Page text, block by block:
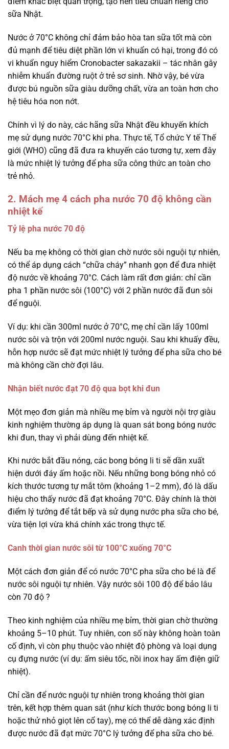
sữa Nhật.
Nước ở 70°C không chỉ đảm bảo hòa tan sữa tốt mà còn
đủ mạnh để tiêu diệt phần lớn vi khuẩn có hại, trong đó có
vi khuẩn nguy hiểm Cronobacter sakazakii – tác nhân gây
nhiễm khuẩn đường ruột ở trẻ sơ sinh. Nhờ vậy, bé vừa
được bú nguồn sữa giàu dưỡng chất, vừa an toàn hơn cho
hệ tiêu hóa non nớt.
Chính vì lý do này, các hãng sữa Nhật đều khuyến khích
mẹ sử dụng nước 70°C khi pha. Thực tế, Tổ chức Y tế Thế
giới (WHO) cũng đã đưa ra khuyến cáo tương tự, xem đây
là mức nhiệt lý tưởng để pha sữa công thức an toàn cho
trẻ nhỏ.
2. Mách mẹ 4 cách pha nước 70 độ không cần
nhiệt kế
Tỷ lệ pha nước 70 độ
Nếu ba mẹ không có thời gian chờ nước sôi nguội tự nhiên,
có thể áp dụng cách “chữa cháy” nhanh gọn để đưa nhiệt
độ nước về khoảng 70°C. Cách làm rất đơn giản: chỉ cần
pha 1 phần nước sôi (100°C) với 2 phần nước đã đun sôi
để nguội.
Ví dụ: khi cần 300ml nước ở 70°C, mẹ chỉ cần lấy 100ml
nước sôi và trộn với 200ml nước nguội. Sau khi khuấy đều,
hỗn hợp nước sẽ đạt mức nhiệt lý tưởng để pha sữa cho bé
mà không cần chờ đợi lâu.
Nhận biết nước đạt 70 độ qua bọt khi đun
Một mẹo đơn giản mà nhiều mẹ bỉm và người nội trợ giàu
kinh nghiệm thường áp dụng là quan sát bong bóng nước
khi đun, thay vì phải dùng đến nhiệt kế.
Khi nước bắt đầu nóng, các bong bóng li ti sẽ dần xuất
hiện dưới đáy ấm hoặc nồi. Nếu những bong bóng nhỏ có
kích thước tương tự mắt tôm (khoảng 1–2 mm), đó là dấu
hiệu cho thấy nước đã đạt khoảng 70°C. Đây chính là thời
điểm lý tưởng để tắt bếp và sử dụng nước pha sữa cho bé,
vừa tiện lợi vừa khá chính xác trong thực tế.
Canh thời gian nước sôi từ 100°C xuống 70°C
Một cách đơn giản để có nước 70°C pha sữa cho bé là để
nước sôi nguội tự nhiên. Vậy nước sôi 100 độ để bảo lâu
còn 70 độ ?
Theo kinh nghiệm của nhiều mẹ bỉm, thời gian chờ thường
khoảng 5–10 phút. Tuy nhiên, con số này không hoàn toàn
cố định, vì còn phụ thuộc vào nhiệt độ phòng và loại dụng
cụ đựng nước (ví dụ: ấm siêu tốc, nồi inox hay ấm điện giữ
nhiệt).
Chỉ cần để nước nguội tự nhiên trong khoảng thời gian
trên, kết hợp thêm quan sát (như kích thước bong bóng li ti
hoặc thử nhỏ giọt lên cổ tay), mẹ có thể dễ dàng xác định
được nước đã đạt mức 70°C lý tưởng để pha sữa cho bé.